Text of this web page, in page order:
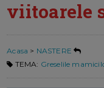
viitoarele
Acasa > NASTERE
TEMA: Greselile